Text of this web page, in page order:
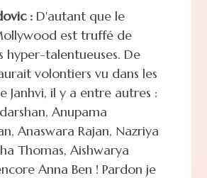
:D'autant que le
est truffé de
hyper-talentueuses. De
volontiers vu dans les
Janhvi, il y a entre autres :
Anupama
Anaswara Rajan, Nazriya
Thomas, Aishwarya
Anna Ben ! Pardon je